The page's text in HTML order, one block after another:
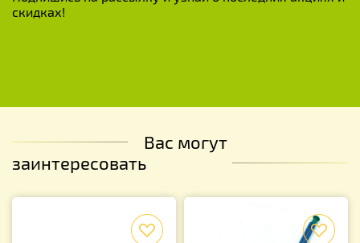
скидках!
Вас могут
заинтересовать